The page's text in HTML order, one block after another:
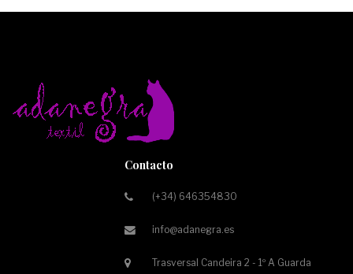
Contacto
(+34) 646354830
info@adanegra.es
Trasversal Candeira 2 - 1º A Guarda